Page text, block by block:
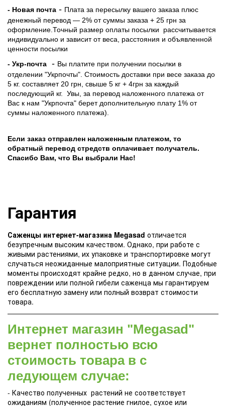
- Новая почта - Плата за пересылку вашего заказа плюс
денежный перевод — 2% от суммы заказа + 25 грн за
оформление.Точный размер оплаты посылки рассчитывается
индивидуально и зависит от веса, расстояния и объявленной
ценности посылки
- Укр-почта
- Вы платите при получении посылки в
отделении "Укрпочты". Стоимость доставки при весе заказа до
5 кг. составляет 20 грн, свыше 5 кг + 4грн за каждый
последующий кг. Увы, за перевод наложенного платежа от
Вас к нам "Укрпочта" берет дополнительную плату 1% от
суммы наложенного платежа).
Если заказ отправлен наложенным платежом, то
обратный перевод стредств оплачивает получатель.
Спасибо Вам, что Вы выбрали Нас!
Гарантия
Саженцы интернет-магазина Megasad отличается
безупречным высоким качеством. Однако, при работе с
живыми растениями, их упаковке и транспортировке могут
случаться неожиданные малоприятные ситуации. Подобные
моменты происходят крайне редко, но в данном случае, при
повреждении или полной гибели саженца мы гарантируем
его бесплатную замену или полный возврат стоимости
товара.
Интернет магазин "Megasad"
вернет полностью всю
стоимость товара в с
ледующем случае:
- Качество полученных растений не соответствует
ожиданиям (полученное растение гнилое, сухое или